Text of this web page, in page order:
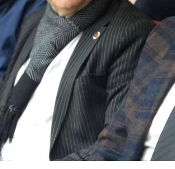
Prof. Dr. Serdar Geri’ye Rektör
Yardımcılığı Görevinde Hayırlı Olsun
Ziyareti
30 Mart 2026
Özel Atakent Hastanesi ile İndirim
Protokolü İmzalandı
30 Mart 2026
Saadet Partisi Heyetinden Kent
Konseyi’ne Ziyaret
27 Mart 2026
Defne Ekolojik Orman Parkı’nın Temel
Atma Töreni Gerçekleştirildi